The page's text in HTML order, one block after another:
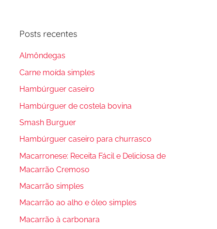
Posts recentes
Almôndegas
Carne moída simples
Hambúrguer caseiro
Hambúrguer de costela bovina
Smash Burguer
Hambúrguer caseiro para churrasco
Macarronese: Receita Fácil e Deliciosa de
Macarrão Cremoso
Macarrão simples
Macarrão ao alho e óleo simples
Macarrão à carbonara